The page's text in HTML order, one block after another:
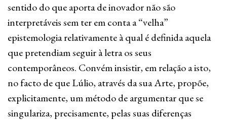
sentido do que aporta de inovador não são
interpretáveis sem ter em conta a “velha”
epistemologia relativamente à qual é definida aquela
que pretendiam seguir à letra os seus
contemporâneos. Convém insistir, em relação a isto,
no facto de que Lúlio, através da sua Arte, propõe,
explicitamente, um método de argumentar que se
singulariza, precisamente, pelas suas diferenças